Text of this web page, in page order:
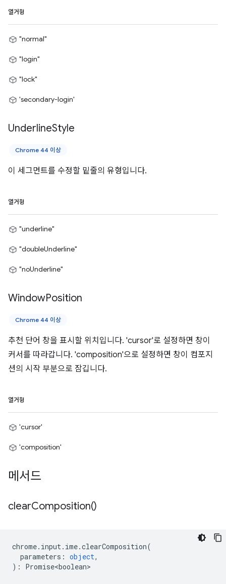
열거형
"normal"
"login"
"lock"
'secondary-login'
UnderlineStyle
Chrome 44 이상
이 세그먼트를 수정할 밑줄의 유형입니다.
열거형
"underline"
"doubleUnderline"
"noUnderline"
WindowPosition
Chrome 44 이상
추천 단어 창을 표시할 위치입니다. 'cursor'로 설정하면 창이
커서를 따라갑니다. 'composition'으로 설정하면 창이 컴포지
션의 시작 부분으로 잠깁니다.
열거형
'cursor'
'composition'
메서드
clearComposition()
chrome. input. ime.clearComposition(
parameters : object,
) : Promise<boolean>